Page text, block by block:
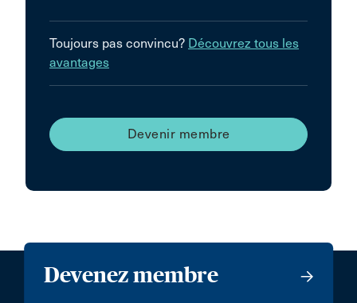
Toujours pas convincu? Découvrez tous les
avantages
Devenir membre
Devenez membre